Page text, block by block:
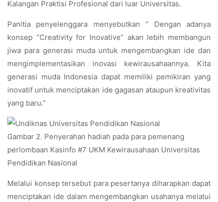
Kalangan Praktisi Profesional dari luar Universitas.
Panitia penyelenggara menyebutkan “ Dengan adanya
konsep “Creativity for Inovative” akan lebih membangun
jiwa para generasi muda untuk mengembangkan ide dan
mengimplementasikan inovasi kewirausahaannya. Kita
generasi muda Indonesia dapat memiliki pemikiran yang
inovatif untuk menciptakan ide gagasan ataupun kreativitas
yang baru.”
Gambar 2. Penyerahan hadiah pada para pemenang
perlombaan Kasinfo #7 UKM Kewirausahaan Universitas
Pendidikan Nasional
Melalui konsep tersebut para pesertanya diharapkan dapat
menciptakan ide dalam mengembangkan usahanya melalui